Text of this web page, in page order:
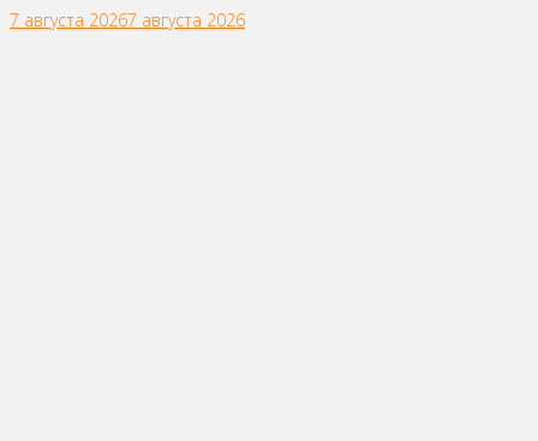
7 августа 20267 августа 2026